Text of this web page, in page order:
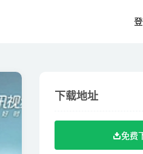
免费
下载地址
免费